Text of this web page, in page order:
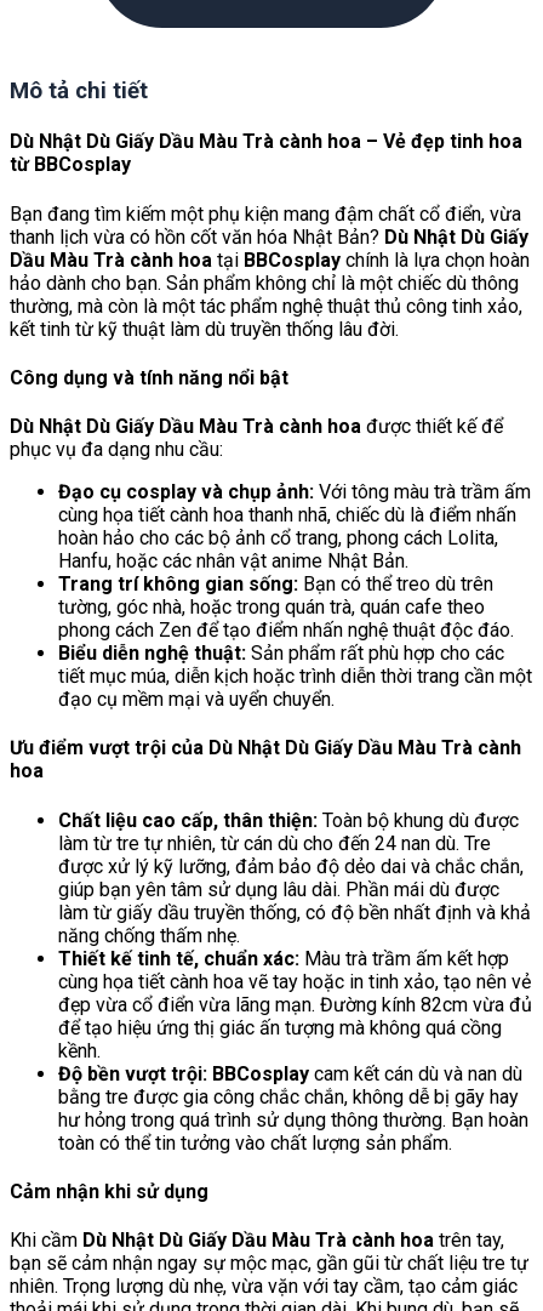
Mô tả chi tiết
Dù Nhật Dù Giấy Dầu Màu Trà cành hoa – Vẻ đẹp tinh hoa
từ BBCosplay
Bạn đang tìm kiếm một phụ kiện mang đậm chất cổ điển, vừa
thanh lịch vừa có hồn cốt văn hóa Nhật Bản? Dù Nhật Dù Giấy
Dầu Màu Trà cành hoa tại BBCosplay chính là lựa chọn hoàn
hảo dành cho bạn. Sản phẩm không chỉ là một chiếc dù thông
thường, mà còn là một tác phẩm nghệ thuật thủ công tinh xảo,
kết tinh từ kỹ thuật làm dù truyền thống lâu đời.
Công dụng và tính năng nổi bật
Dù Nhật Dù Giấy Dầu Màu Trà cành hoa được thiết kế để
phục vụ đa dạng nhu cầu:
Đạo cụ cosplay và chụp ảnh: Với tông màu trà trầm ấm
cùng họa tiết cành hoa thanh nhã, chiếc dù là điểm nhấn
hoàn hảo cho các bộ ảnh cổ trang, phong cách Lolita,
Hanfu, hoặc các nhân vật anime Nhật Bản.
Trang trí không gian sống: Bạn có thể treo dù trên
tường, góc nhà, hoặc trong quán trà, quán cafe theo
phong cách Zen để tạo điểm nhấn nghệ thuật độc đáo.
Biểu diễn nghệ thuật: Sản phẩm rất phù hợp cho các
tiết mục múa, diễn kịch hoặc trình diễn thời trang cần một
đạo cụ mềm mại và uyển chuyển.
Ưu điểm vượt trội của Dù Nhật Dù Giấy Dầu Màu Trà cành
hoa
Chất liệu cao cấp, thân thiện: Toàn bộ khung dù được
làm từ tre tự nhiên, từ cán dù cho đến 24 nan dù. Tre
được xử lý kỹ lưỡng, đảm bảo độ dẻo dai và chắc chắn,
giúp bạn yên tâm sử dụng lâu dài. Phần mái dù được
làm từ giấy dầu truyền thống, có độ bền nhất định và khả
năng chống thấm nhẹ.
Thiết kế tinh tế, chuẩn xác: Màu trà trầm ấm kết hợp
cùng họa tiết cành hoa vẽ tay hoặc in tinh xảo, tạo nên vẻ
đẹp vừa cổ điển vừa lãng mạn. Đường kính 82cm vừa đủ
để tạo hiệu ứng thị giác ấn tượng mà không quá cồng
kềnh.
Độ bền vượt trội: BBCosplay cam kết cán dù và nan dù
bằng tre được gia công chắc chắn, không dễ bị gãy hay
hư hỏng trong quá trình sử dụng thông thường. Bạn hoàn
toàn có thể tin tưởng vào chất lượng sản phẩm.
Cảm nhận khi sử dụng
Khi cầm Dù Nhật Dù Giấy Dầu Màu Trà cành hoa trên tay,
bạn sẽ cảm nhận ngay sự mộc mạc, gần gũi từ chất liệu tre tự
nhiên. Trọng lượng dù nhẹ, vừa vặn với tay cầm, tạo cảm giác